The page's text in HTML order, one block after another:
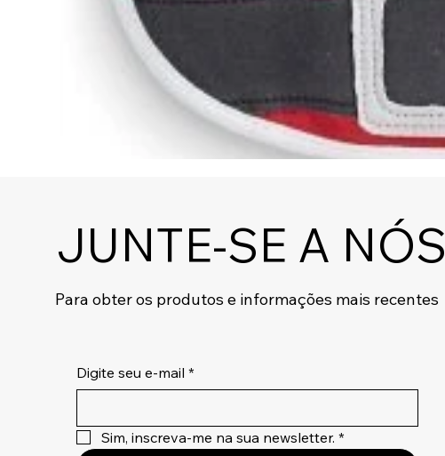
JUNTE-SE A NÓS
Para obter os produtos e informações mais recentes
Digite seu e-mail *
Sim, inscreva-me na sua newsletter. *